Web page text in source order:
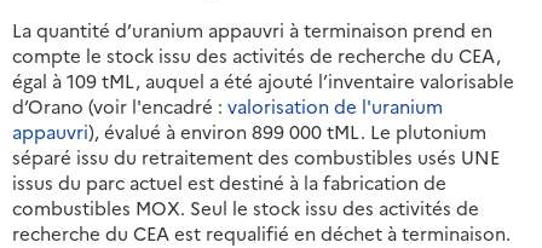
La quantité d’uranium appauvri à terminaison prend en
compte le stock issu des activités de recherche du CEA,
égal à 109 tML, auquel a été ajouté l’inventaire valorisable
d’Orano (voir l'encadré : valorisation de l'uranium
appauvri), évalué à environ 899 000 tML. Le plutonium
séparé issu du retraitement des combustibles usés UNE
issus du parc actuel est destiné à la fabrication de
combustibles MOX. Seul le stock issu des activités de
recherche du CEA est requalifié en déchet à terminaison.